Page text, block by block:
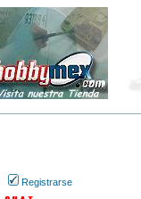
Registrarse